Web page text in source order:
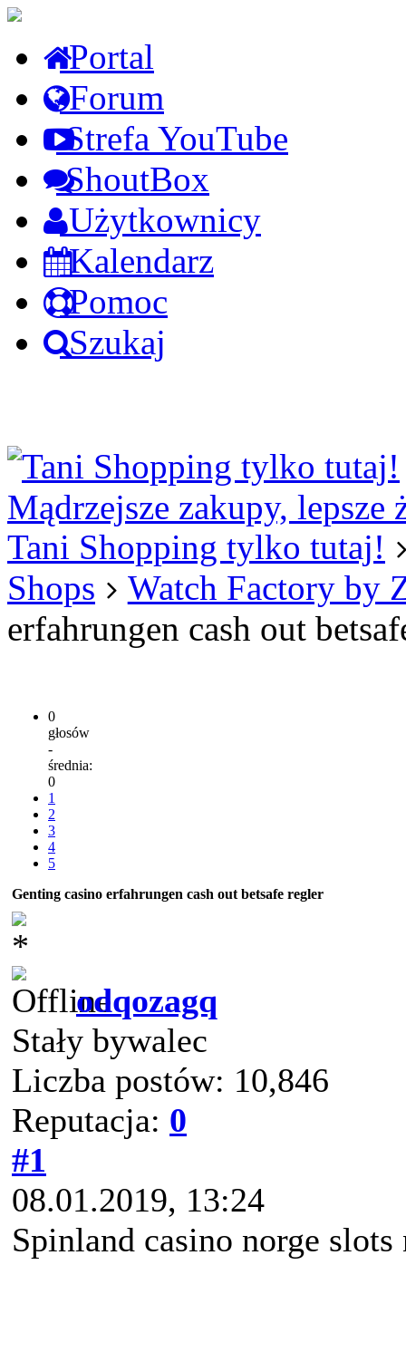
Portal
Forum
Strefa YouTube
ShoutBox
Użytkownicy
Kalendarz
Pomoc
Szukaj
Mądrzejsze zakupy, lepsze
Tani Shopping tylko tutaj!
Shops
Watch Factory by
erfahrungen cash out
0
głosów
-
średnia:
0
1
2
3
4
5
Genting casino erfahrungen cash out betsafe regler
odqozagq
Stały bywalec
Liczba postów: 10,846
Reputacja: 0
#1
08.01.2019, 13:24
Spinland casino norge